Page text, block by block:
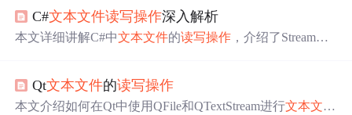
读取问题，可以修改循环结束条件。对于读取汉字，需要
考虑双字节存储和文件编码问题。
C#文本文件读写操作深入解析
本文详细讲解C#中文本文件的读写操作 ，介绍了StreamRea
技巧，通过具体示例和异常处理，帮助开发者运用C#文件
操作API。
Qt文本文件的读写操作
本文介绍如何在Qt中使用QFile和QTextStream进行文本文件